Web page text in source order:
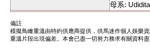
母系:
備註
模擬鳥瞰重溫由特約供應商提供，供馬迷作個人娛樂
重溫片段出現偏差。本會已盡一切努力務求有關資料